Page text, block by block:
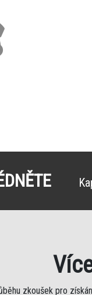
zkoušek pro